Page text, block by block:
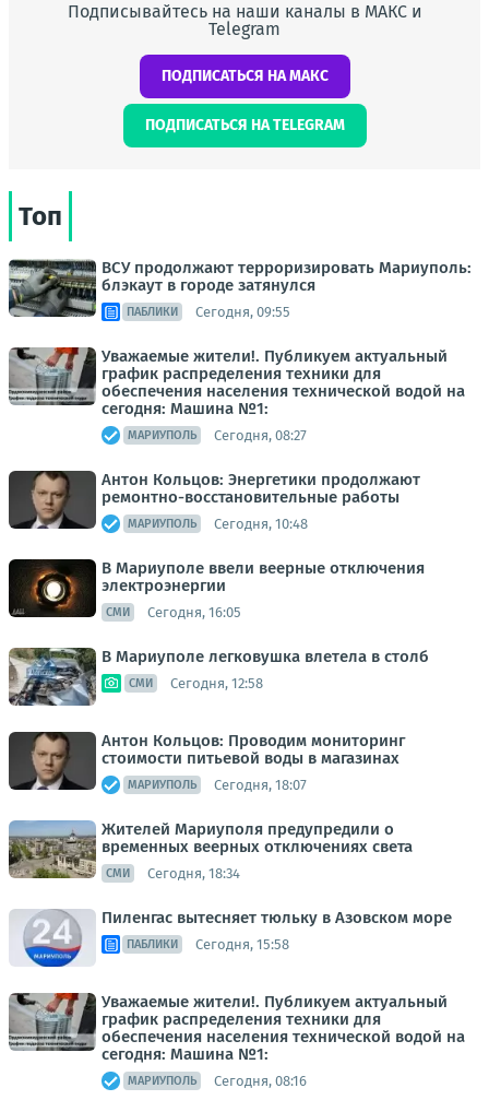
Подписывайтесь на наши каналы в МАКС и
Telegram
ПОДПИСАТЬСЯ НА МАКС
ПОДПИСАТЬСЯ НА TELEGRAM
Топ
ВСУ продолжают терроризировать Мариуполь:
блэкаут в городе затянулся
ПАБЛИКИ Сегодня, 09:55
Уважаемые жители!. Публикуем актуальный
график распределения техники для
обеспечения населения технической водой на
сегодня: Машина №1:
МАРИУПОЛЬ Сегодня, 08:27
Антон Кольцов: Энергетики продолжают
ремонтно-восстановительные работы
МАРИУПОЛЬ Сегодня, 10:48
В Мариуполе ввели веерные отключения
электроэнергии
СМИ Сегодня, 16:05
В Мариуполе легковушка влетела в столб
СМИ Сегодня, 12:58
Антон Кольцов: Проводим мониторинг
стоимости питьевой воды в магазинах
МАРИУПОЛЬ Сегодня, 18:07
Жителей Мариуполя предупредили о
временных веерных отключениях света
СМИ Сегодня, 18:34
Пиленгас вытесняет тюльку в Азовском море
ПАБЛИКИ Сегодня, 15:58
Уважаемые жители!. Публикуем актуальный
график распределения техники для
обеспечения населения технической водой на
сегодня: Машина №1:
МАРИУПОЛЬ Сегодня, 08:16